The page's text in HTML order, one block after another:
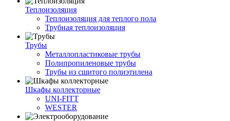
Теплоизоляция
Теплоизоляция для теплого пола
Трубная теплоизоляция
Трубы
Металлопластиковые трубы
Полипропиленовые трубы
Трубы из сшитого полиэтилена
Шкафы коллекторные
UNI-FITT
WESTER